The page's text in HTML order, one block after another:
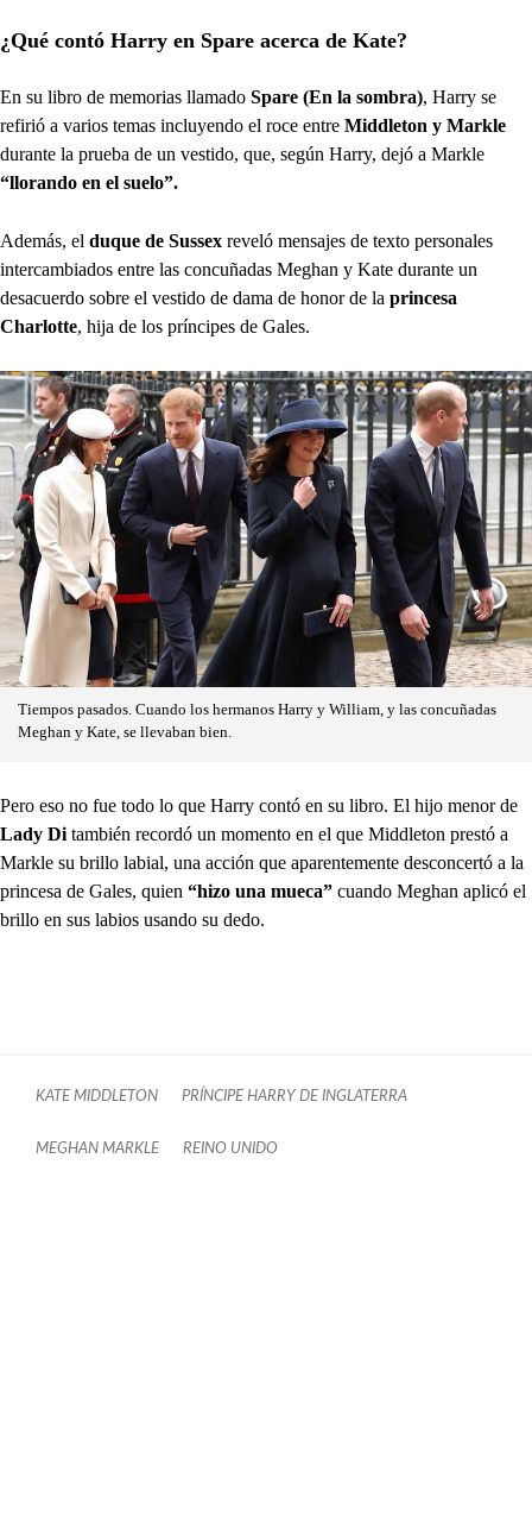
¿Qué contó Harry en Spare acerca de Kate?
En su libro de memorias llamado Spare (En la sombra), Harry se
refirió a varios temas incluyendo el roce entre Middleton y Markle
durante la prueba de un vestido, que, según Harry, dejó a Markle
“llorando en el suelo”.
Además, el duque de Sussex reveló mensajes de texto personales
intercambiados entre las concuñadas Meghan y Kate durante un
desacuerdo sobre el vestido de dama de honor de la princesa
Charlotte, hija de los príncipes de Gales.
Tiempos pasados. Cuando los hermanos Harry y William, y las concuñadas
Meghan y Kate, se llevaban bien.
Pero eso no fue todo lo que Harry contó en su libro. El hijo menor de
Lady Di también recordó un momento en el que Middleton prestó a
Markle su brillo labial, una acción que aparentemente desconcertó a la
princesa de Gales, quien “hizo una mueca” cuando Meghan aplicó el
brillo en sus labios usando su dedo.
KATE MIDDLETON PRÍNCIPE HARRY DE INGLATERRA
MEGHAN MARKLE REINO UNIDO